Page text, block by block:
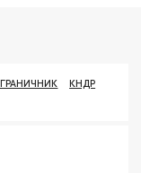
КНДР